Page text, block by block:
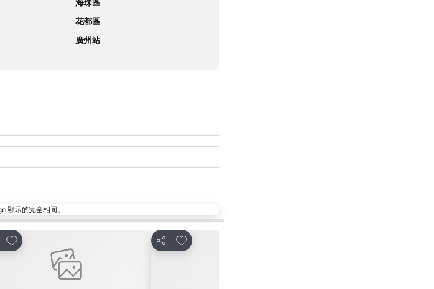
花都區
廣州站
顯示的完全相同。
放到收藏夾
分享
放到收藏夾